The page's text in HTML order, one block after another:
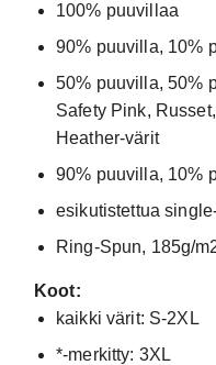
100% puuvillaa
90% puuvilla, 10%
50% puuvilla, 50%
Safety Pink,
Heather-värit
90% puuvilla, 10%
esikutistettua
Ring-Spun, 185g/
Koot:
kaikki värit: S-2XL
*-merkitty: 3XL